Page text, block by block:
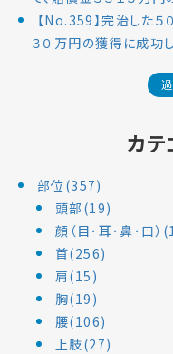
【No.359】完治した
３０万円の獲得に成功
カテ
部位(357)
頭部(19)
顔（目･耳･鼻･口）
首(256)
肩(15)
胸(19)
腰(106)
上肢(27)